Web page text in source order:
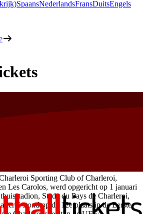
SpaansNederlandsFransDuitsEngels
Sporting Club of Charleroi,
Les Carolos, werd opgericht op 1 januari
Stade du Pays de Charleroi,
stond op de 12e plaats in de Eerste